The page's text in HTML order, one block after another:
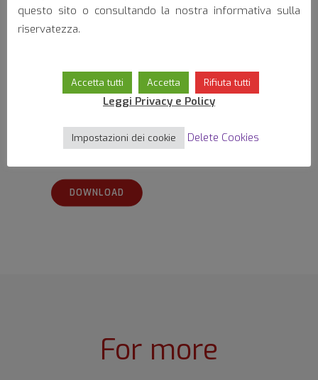
Electric Motors
Download data sheet:
DOWNLOAD
For more
questo sito o consultando la nostra informativa sulla
riservatezza.
Accetta tutti Accetta Rifiuta tutti
Leggi Privacy e Policy
Impostazioni dei cookie Delete Cookies